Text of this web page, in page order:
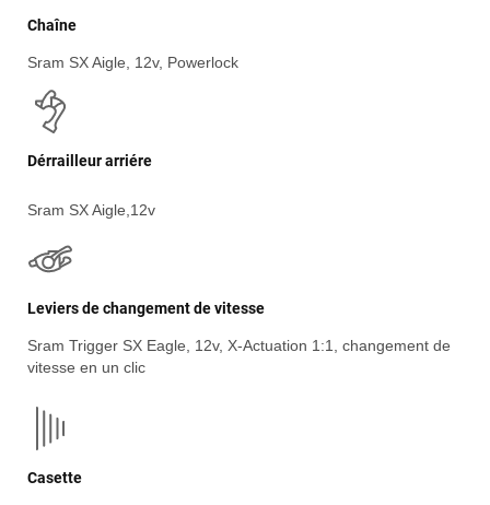
Chaîne
Sram SX Aigle, 12v, Powerlock
Dérrailleur arriére
Sram SX Aigle,12v
Leviers de changement de vitesse
Sram Trigger SX Eagle, 12v, X-Actuation 1:1, changement de
vitesse en un clic
Casette